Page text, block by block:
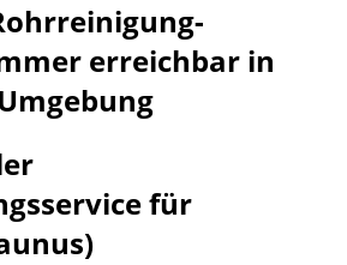
erreichbar in
für